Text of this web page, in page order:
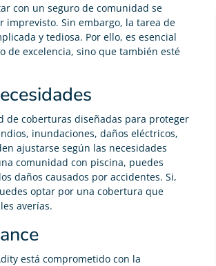
con un seguro de comunidad se
Sin embargo, la tarea de
y tediosa. Por ello, es esencial
de excelencia, sino que también esté
de coberturas diseñadas para proteger
inundaciones, daños eléctricos,
ajustarse según las necesidades
comunidad con piscina, puedes
daños causados por accidentes. Si,
optar por una cobertura que
averías.
está comprometido con la